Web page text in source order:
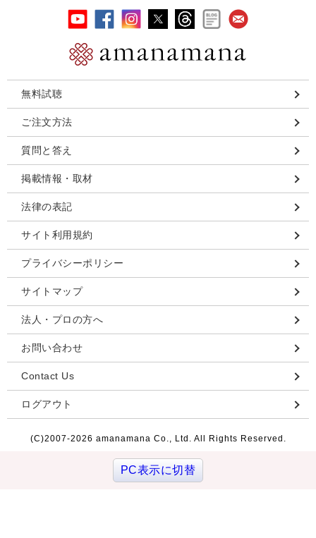
無料試聴
ご注文方法
質問と答え
掲載情報・取材
法律の表記
サイト利用規約
プライバシーポリシー
サイトマップ
法人・プロの方へ
お問い合わせ
Contact Us
ログアウト
(C)2007-2026 amanamana Co., Ltd. All Rights Reserved.
PC表示に切替